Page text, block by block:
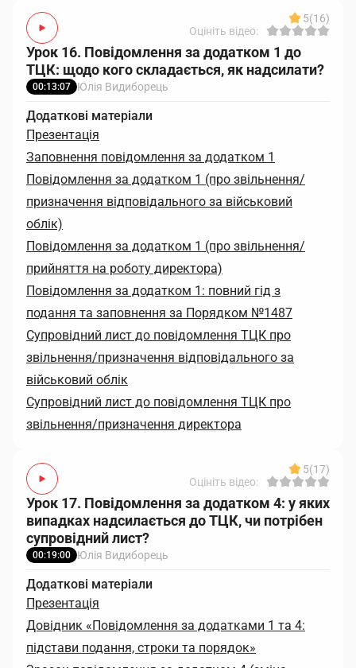
5(16)
Оцініть відео:
Урок 16. Повідомлення за додатком 1 до
ТЦК: щодо кого складається, як надсилати?
00:13:07 Юлія Видиборець
Додаткові матеріали
Презентація
Заповнення повідомлення за додатком 1
Повідомлення за додатком 1 (про звільнення/
призначення відповідального за військовий
облік)
Повідомлення за додатком 1 (про звільнення/
прийняття на роботу директора)
Повідомлення за додатком 1: повний гід з
подання та заповнення за Порядком №1487
Супровідний лист до повідомлення ТЦК про
звільнення/призначення відповідального за
військовий облік
Супровідний лист до повідомлення ТЦК про
звільнення/призначення директора
5(17)
Оцініть відео:
Урок 17. Повідомлення за додатком 4: у яких
випадках надсилається до ТЦК, чи потрібен
супровідний лист?
00:19:00 Юлія Видиборець
Додаткові матеріали
Презентація
Довідник «Повідомлення за додатками 1 та 4:
підстави подання, строки та порядок»